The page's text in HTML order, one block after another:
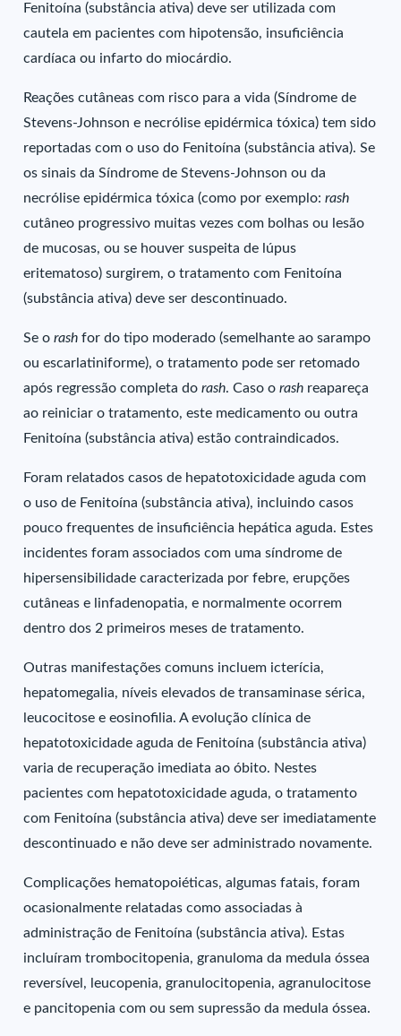
Fenitoína (substância ativa) deve ser utilizada com
cautela em pacientes com hipotensão, insuficiência
cardíaca ou infarto do miocárdio.
Reações cutâneas com risco para a vida (Síndrome de
Stevens-Johnson e necrólise epidérmica tóxica) tem sido
reportadas com o uso do Fenitoína (substância ativa). Se
os sinais da Síndrome de Stevens-Johnson ou da
necrólise epidérmica tóxica (como por exemplo:rash
cutâneo progressivo muitas vezes com bolhas ou lesão
de mucosas, ou se houver suspeita de lúpus
eritematoso) surgirem, o tratamento com Fenitoína
(substância ativa) deve ser descontinuado.
Se orash for do tipo moderado (semelhante ao sarampo
ou escarlatiniforme), o tratamento pode ser retomado
após regressão completa dorash. Caso orash reapareça
ao reiniciar o tratamento, este medicamento ou outra
Fenitoína (substância ativa) estão contraindicados.
Foram relatados casos de hepatotoxicidade aguda com
o uso de Fenitoína (substância ativa), incluindo casos
pouco frequentes de insuficiência hepática aguda. Estes
incidentes foram associados com uma síndrome de
hipersensibilidade caracterizada por febre, erupções
cutâneas e linfadenopatia, e normalmente ocorrem
dentro dos 2 primeiros meses de tratamento.
Outras manifestações comuns incluem icterícia,
hepatomegalia, níveis elevados de transaminase sérica,
leucocitose e eosinofilia. A evolução clínica de
hepatotoxicidade aguda de Fenitoína (substância ativa)
varia de recuperação imediata ao óbito. Nestes
pacientes com hepatotoxicidade aguda, o tratamento
com Fenitoína (substância ativa) deve ser imediatamente
descontinuado e não deve ser administrado novamente.
Complicações hematopoiéticas, algumas fatais, foram
ocasionalmente relatadas como associadas à
administração de Fenitoína (substância ativa). Estas
incluíram trombocitopenia, granuloma da medula óssea
reversível, leucopenia, granulocitopenia, agranulocitose
e pancitopenia com ou sem supressão da medula óssea.